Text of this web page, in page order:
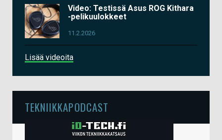
Video: Testissä Asus ROG Kithara
-pelikuulokkeet
11.2.2026
Lisää videoita
TEKNIIKKAPODCAST